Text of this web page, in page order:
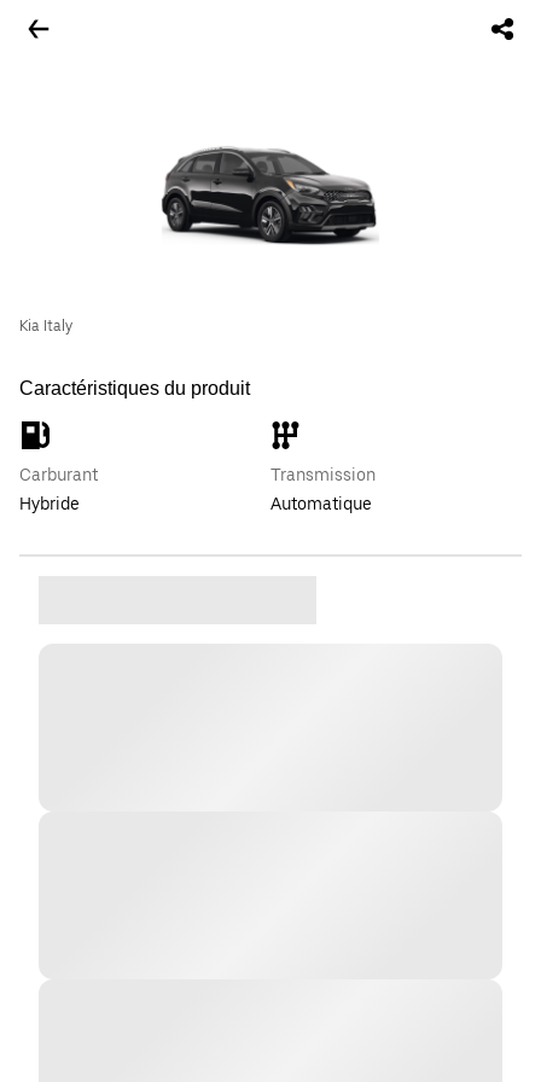
Kia Italy
Caractéristiques du produit
Carburant
Hybride
Transmission
Automatique